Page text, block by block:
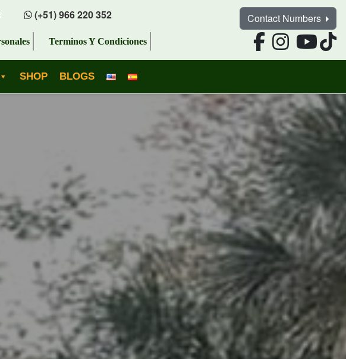
(+51) 966 220 352 Contact Numbers
Terminos Y Condiciones
SHOP BLOGS